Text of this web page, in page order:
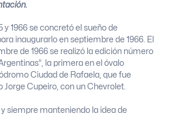
y 1966 se concretó el sueño de
inaugurarlo en septiembre de 1966. El
de 1966 se realizó la edición número
la primera en el óvalo
Ciudad de Rafaela, que fue
Jorge Cupeiro, con un Chevrolet.
y siempre manteniendo la idea de